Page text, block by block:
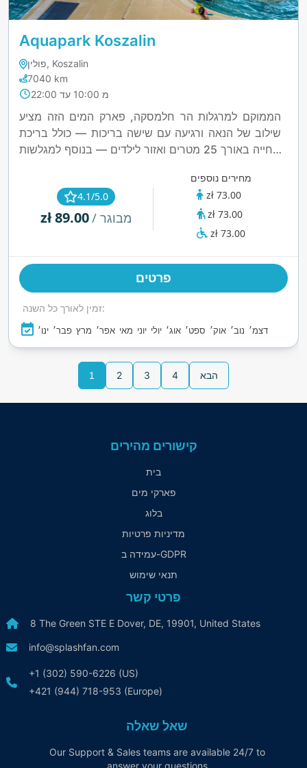
Aquapark Koszalin
פולין, Koszalin
7040 km
מ 10:00 עד 22:00
הממוקם למרגלות הר חלמסקה, פארק המים הזה מציע
שילוב של הנאה ורגיעה עם שישה בריכות — כולל בריכת
שחייה באורך 25 מטרים ואזור לילדים — בנוסף למגלשות
צלולים, ספא, מרכז כושר ובית קפה ים תיכוני נעים, זהו
4.1/5.0
zł 89.00 / מבוגר
מחירים נוספים
zł 73.00
zł 73.00
zł 73.00
פרטים
זמין לאורך כל השנה:
ינו׳ פבר׳ מרץ אפר׳ מאי יוני יולי אוג׳ ספט׳ אוק׳ נוב׳ דצמ׳
1 2 3 4 הבא
קישורים מהירים
בית
פארקי מים
בלוג
מדיניות פרטיות
עמידה ב-GDPR
תנאי שימוש
פרטי קשר
8 The Green STE E Dover, DE, 19901, United States
info@splashfan.com
+1 (302) 590-6226 (US)
+421 (944) 718-953 (Europe)
שאל שאלה
Our Support & Sales teams are available 24/7 to
answer your questions